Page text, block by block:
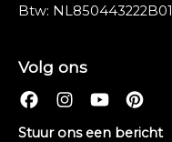
Btw: NL850443222B01
Volg ons
Stuur ons een bericht